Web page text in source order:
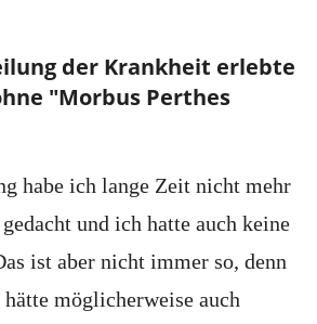
der Krankheit erlebte
"Morbus Perthes
habe ich lange Zeit nicht mehr
und ich hatte auch keine
ist aber nicht immer so, denn
hätte möglicherweise auch